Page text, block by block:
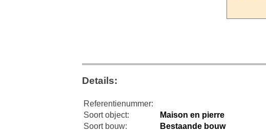
Details:
Referentienummer:
Soort object:
Maison en pierre
Soort bouw:
Bestaande bouw